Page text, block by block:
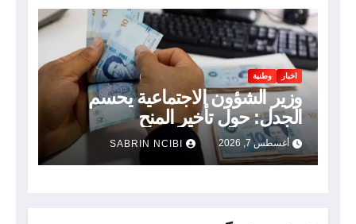
اخبار وطنية
وزير الشؤون الاجتماعية يحسم
الجدل: حول تأخير المنح
أغسطس 7, 2026 SABRIN NCIBI